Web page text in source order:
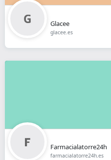
Glacee
glacee.es
Farmacialatorre24h
farmacialatorre24h.es